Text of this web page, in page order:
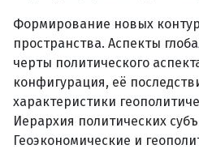
Формирование новых
пространства. Аспекты
черты политического
конфигурация, её
характеристики
Иерархия политических
Геоэкономические и